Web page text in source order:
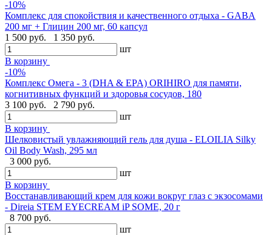
-10%
Комплекс для спокойствия и качественного отдыха - GABA
200 мг + Глицин 200 мг, 60 капсул
1 500 руб.
1 350 руб.
шт
В корзину
-10%
Комплекс Омега - 3 (DHA & EPA) ORIHIRO для памяти,
когнитивных функций и здоровья сосудов, 180
3 100 руб.
2 790 руб.
шт
В корзину
Шелковистый увлажняющий гель для душа - ELOILIA Silky
Oil Body Wash, 295 мл
3 000 руб.
шт
В корзину
Восстанавливающий крем для кожи вокруг глаз с экзосомами
- Direia STEM EYECREAM iP SOME, 20 г
8 700 руб.
шт